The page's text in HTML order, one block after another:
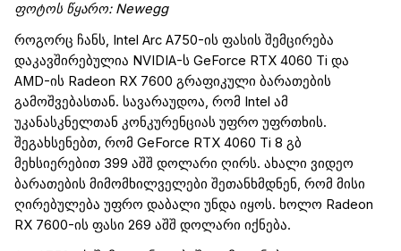
ფოტოს წყარო: Newegg
როგორც ჩანს, Intel Arc A750-ის ფასის შემცირება
დაკავშირებულია NVIDIA-ს GeForce RTX 4060 Ti და
AMD-ის Radeon RX 7600 გრაფიკული ბარათების
გამოშვებასთან. სავარაუდოა, რომ Intel ამ
უკანასკნელთან კონკურენციას უფრო უფრთხის.
შეგახსენებთ, რომ GeForce RTX 4060 Ti 8 გბ
მეხსიერებით 399 აშშ დოლარი ღირს. ახალი ვიდეო
ბარათების მიმომხილველები შეთანხმდნენ, რომ მისი
ღირებულება უფრო დაბალი უნდა იყოს. ხოლო Radeon
RX 7600-ის ფასი 269 აშშ დოლარი იქნება.